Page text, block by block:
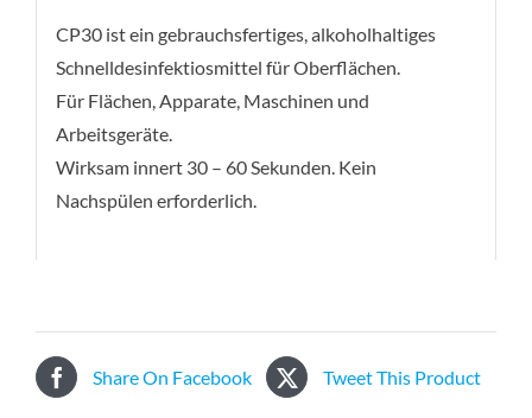
CP30 ist ein gebrauchsfertiges, alkoholhaltiges
Schnelldesinfektiosmittel für Oberflächen.
Für Flächen, Apparate, Maschinen und
Arbeitsgeräte.
Wirksam innert 30 – 60 Sekunden. Kein
Nachspülen erforderlich.
Share On Facebook Tweet This Product